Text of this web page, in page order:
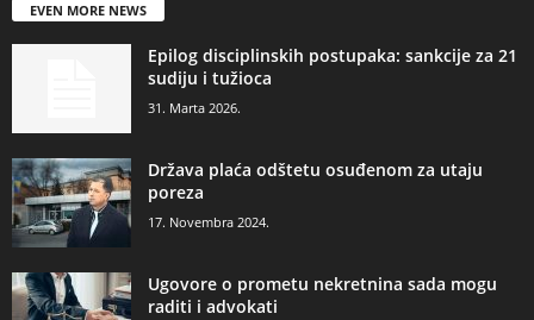
EVEN MORE NEWS
Epilog disciplinskih postupaka: sankcije za 21
sudiju i tužioca
31. Marta 2026.
Država plaća odštetu osuđenom za utaju
poreza
17. Novembra 2024.
Ugovore o prometu nekretnina sada mogu
raditi i advokati